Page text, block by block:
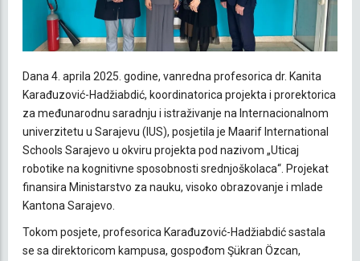
Dana 4. aprila 2025. godine, vanredna profesorica dr. Kanita
Karađuzović-Hadžiabdić, koordinatorica projekta i prorektorica
za međunarodnu saradnju i istraživanje na Internacionalnom
univerzitetu u Sarajevu (IUS), posjetila je Maarif International
Schools Sarajevo u okviru projekta pod nazivom „Uticaj
robotike na kognitivne sposobnosti srednjoškolaca“. Projekat
finansira Ministarstvo za nauku, visoko obrazovanje i mlade
Kantona Sarajevo.
Tokom posjete, profesorica Karađuzović-Hadžiabdić sastala
se sa direktoricom kampusa, gospođom Şükran Özcan,